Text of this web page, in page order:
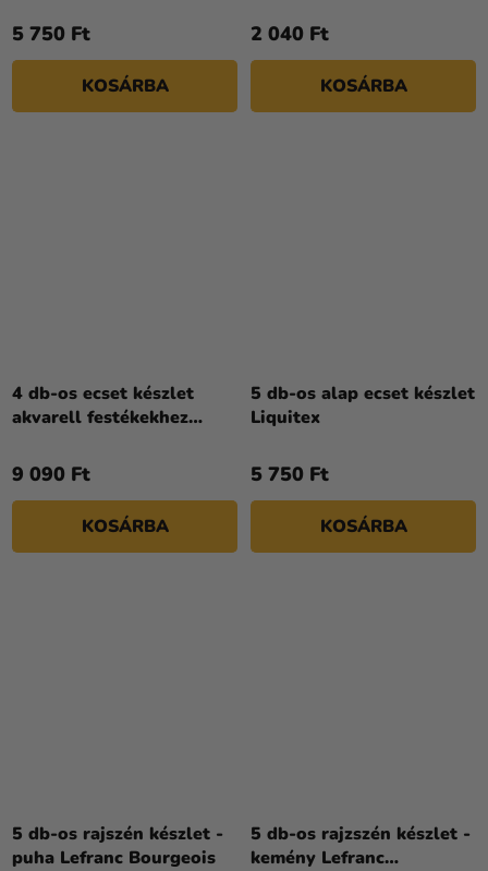
5 750 Ft
KOSÁRBA
2 040 Ft
KOSÁRBA
4 db-os ecset készlet
akvarell festékekhez
9 090 Ft
KOSÁRBA
5 db-os alap ecset készlet
Liquitex
5 750 Ft
KOSÁRBA
5 db-os rajszén készlet -
puha Lefranc Bourgeois
5 db-os rajzszén készlet -
kemény Lefranc